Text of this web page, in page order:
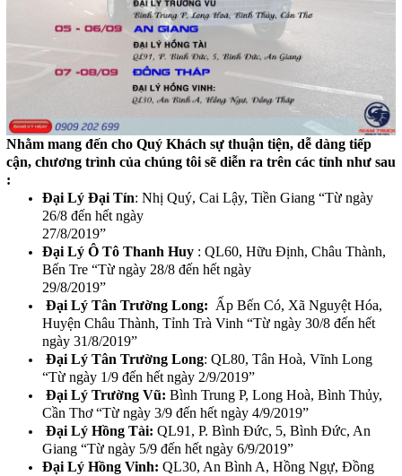
Nhằm mang đến cho Quý Khách sự thuận tiện, dễ dàng tiếp
cận, chương trình của chúng tôi sẽ diễn ra trên các tỉnh như sau
:
Đại Lý Đại Tín: Nhị Quý, Cai Lậy, Tiền Giang “Từ ngày
26/8 đến hết ngày
27/8/
Đại Lý Ô Tô Thanh Huy : QL60, Hữu Định, Châu Thành,
Bến Tre “Từ ngày 28/8 đến hết ngày
29/8/2019”
Đại Lý Tân Trường Long: Ấp Bến Có, Xã Nguyệt Hóa,
Huyện Châu Thành, Tỉnh Trà Vinh “Từ ngày 30/8 đến hết
ngày 31/8/2019”
Đại Lý Tân Trường Long: QL80, Tân Hoà, Vĩnh Long
“Từ ngày 1/9 đến hết ngày 2/9/2019”
Đại Lý Trường Vũ: Bình Trung P, Long Hoà, Bình Thủy,
Cần Thơ “Từ ngày 3/9 đến hết ngày 4/9/2019”
Đại Lý Hồng Tài: QL91, P. Bình Đức, 5, Bình Đức, An
Giang “Từ ngày 5/9 đến hết ngày 6/9/2019”
Đại Lý Hồng Vinh: QL30, An Bình A, Hồng Ngự, Đồng